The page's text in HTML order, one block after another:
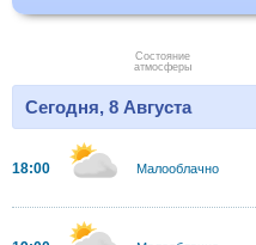
Состояние
атмосферы
Сегодня, 8 Августа
18:00 Малооблачно